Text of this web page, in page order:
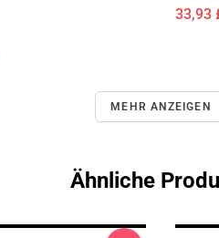
33,93
MEHR ANZEIGEN
Ähnliche